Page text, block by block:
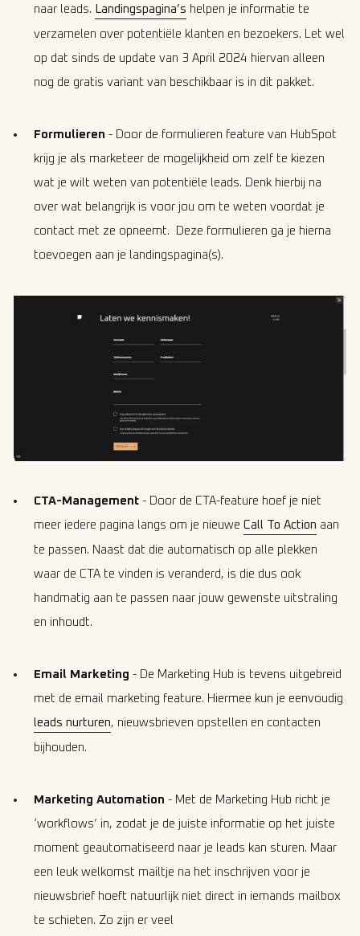
naar leads. Landingspagina’s helpen je informatie te
verzamelen over potentiële klanten en bezoekers. Let wel
op dat sinds de update van 3 April 2024 hiervan alleen
nog de gratis variant van beschikbaar is in dit pakket.
Formulieren - Door de formulieren feature van HubSpot
krijg je als marketeer de mogelijkheid om zelf te kiezen
wat je wilt weten van potentiële leads. Denk hierbij na
over wat belangrijk is voor jou om te weten voordat je
contact met ze opneemt. Deze formulieren ga je hierna
toevoegen aan je landingspagina(s).
CTA-Management - Door de CTA-feature hoef je niet
meer iedere pagina langs om je nieuwe Call To Action aan
te passen. Naast dat die automatisch op alle plekken
waar de CTA te vinden is veranderd, is die dus ook
handmatig aan te passen naar jouw gewenste uitstraling
en inhoudt.
Email Marketing - De Marketing Hub is tevens uitgebreid
met de email marketing feature. Hiermee kun je eenvoudig
leads nurturen, nieuwsbrieven opstellen en contacten
bijhouden.
Marketing Automation - Met de Marketing Hub richt je
‘workflows’ in, zodat je de juiste informatie op het juiste
moment geautomatiseerd naar je leads kan sturen. Maar
een leuk welkomst mailtje na het inschrijven voor je
nieuwsbrief hoeft natuurlijk niet direct in iemands mailbox
te schieten. Zo zijn er veel